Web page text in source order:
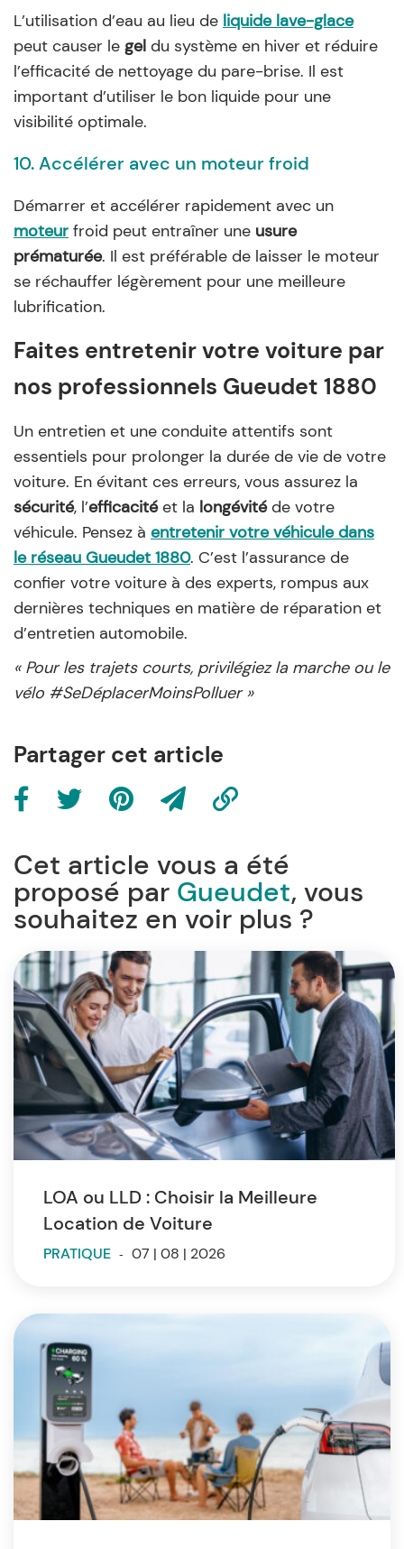
L’utilisation d’eau au lieu de liquide lave-glace
peut causer le gel du système en hiver et réduire
l’efficacité de nettoyage du pare-brise. Il est
important d’utiliser le bon liquide pour une
visibilité optimale.
10. Accélérer avec un moteur froid
Démarrer et accélérer rapidement avec un
moteur froid peut entraîner une usure
prématurée. Il est préférable de laisser le moteur
se réchauffer légèrement pour une meilleure
lubrification.
Faites entretenir votre voiture par
nos professionnels Gueudet 1880
Un entretien et une conduite attentifs sont
essentiels pour prolonger la durée de vie de votre
voiture. En évitant ces erreurs, vous assurez la
sécurité, l’efficacitéet la longévitéde votre
véhicule. Pensez à entretenir votre véhicule dans
le réseau Gueudet 1880. C’est l’assurance de
confier votre voiture à des experts, rompus aux
dernières techniques en matière de réparation et
d’entretien automobile.
« Pour les trajets courts, privilégiez la marche ou le
vélo #SeDéplacerMoinsPolluer »
Partager cet article
Cet article vous a été
proposé par Gueudet, vous
souhaitez en voir plus ?
LOA ou LLD : Choisir la Meilleure
Location de Voiture
PRATIQUE - 07 | 08 | 2026